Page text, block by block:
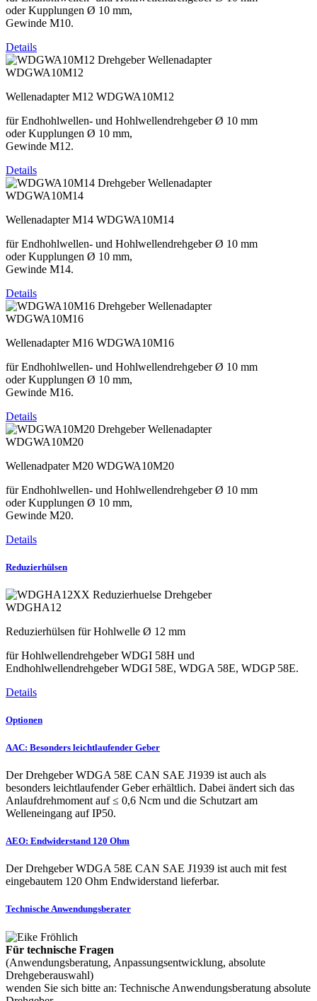
oder Kupplungen Ø 10 mm,
Gewinde M10.
Details
WDGWA10M12
Wellenadapter M12 WDGWA10M12
für Endhohlwellen- und Hohlwellendrehgeber Ø 10 mm
oder Kupplungen Ø 10 mm,
Gewinde M12.
Details
WDGWA10M14
Wellenadapter M14 WDGWA10M14
für Endhohlwellen- und Hohlwellendrehgeber Ø 10 mm
oder Kupplungen Ø 10 mm,
Gewinde M14.
Details
WDGWA10M16
Wellenadapter M16 WDGWA10M16
für Endhohlwellen- und Hohlwellendrehgeber Ø 10 mm
oder Kupplungen Ø 10 mm,
Gewinde M16.
Details
WDGWA10M20
Wellenadpater M20 WDGWA10M20
für Endhohlwellen- und Hohlwellendrehgeber Ø 10 mm
oder Kupplungen Ø 10 mm,
Gewinde M20.
Details
Reduzierhülsen
WDGHA12
Reduzierhülsen für Hohlwelle Ø 12 mm
für Hohlwellendrehgeber WDGI 58H und
Endhohlwellendrehgeber WDGI 58E, WDGA 58E, WDGP 58E.
Details
Optionen
AAC: Besonders leichtlaufender Geber
Der Drehgeber WDGA 58E CAN SAE J1939 ist auch als
besonders leichtlaufender Geber erhältlich. Dabei ändert sich das
Anlaufdrehmoment auf ≤ 0,6 Ncm und die Schutzart am
Welleneingang auf IP50.
AEO: Endwiderstand 120 Ohm
Der Drehgeber WDGA 58E CAN SAE J1939 ist auch mit fest
eingebautem 120 Ohm Endwiderstand lieferbar.
Technische Anwendungsberater
Für technische Fragen
(Anwendungsberatung, Anpassungsentwicklung, absolute
Drehgeberauswahl)
wenden Sie sich bitte an: Technische Anwendungsberatung absolute